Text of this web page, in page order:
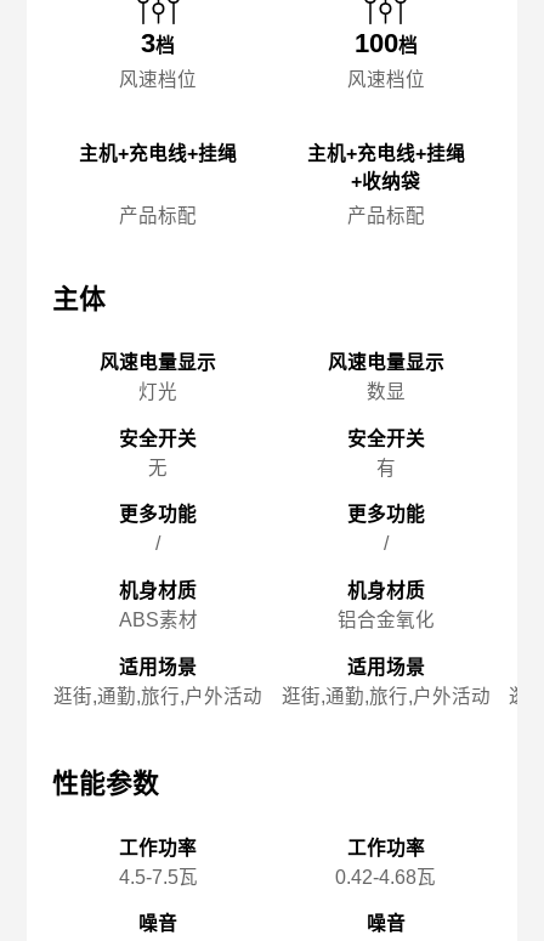
3档
风速档位
主机+充电线+挂绳
产品标配
主体
风速电量显示
灯光
安全开关
无
更多功能
/
机身材质
ABS素材
适用场景
逛街,通勤,旅行,户外活动
性能参数
工作功率
4.5-7.5瓦
噪音
100档
风速档位
主机+充电线+挂绳
+收纳袋
产品标配
风速电量显示
数显
安全开关
有
更多功能
/
机身材质
铝合金氧化
适用场景
逛街,通勤,旅行,户外活动
工作功率
0.42-4.68瓦
噪音
逛